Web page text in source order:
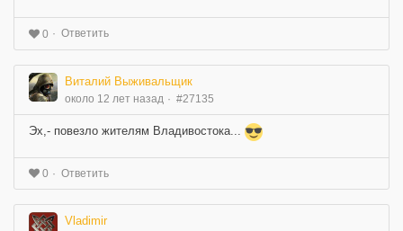
0 Ответить
Виталий Выживальщик
около 12 лет назад #27135
Эх,- повезло жителям Владивостока...
0 Ответить
Vladimir